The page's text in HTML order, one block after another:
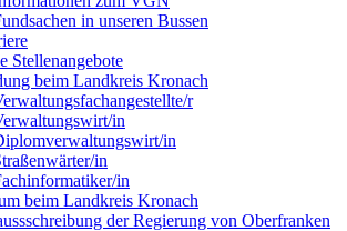
in unseren Bussen
Stellenangebote
beim Landkreis Kronach
r
in
in
in
in
beim Landkreis Kronach
der Regierung von Oberfranken